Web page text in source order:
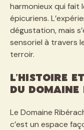
harmonieux qui fait
épicuriens.
dégustation, mais
sensoriel à travers
terroir.
L’histoire
du Domaine
Le Domaine
c’est un espace